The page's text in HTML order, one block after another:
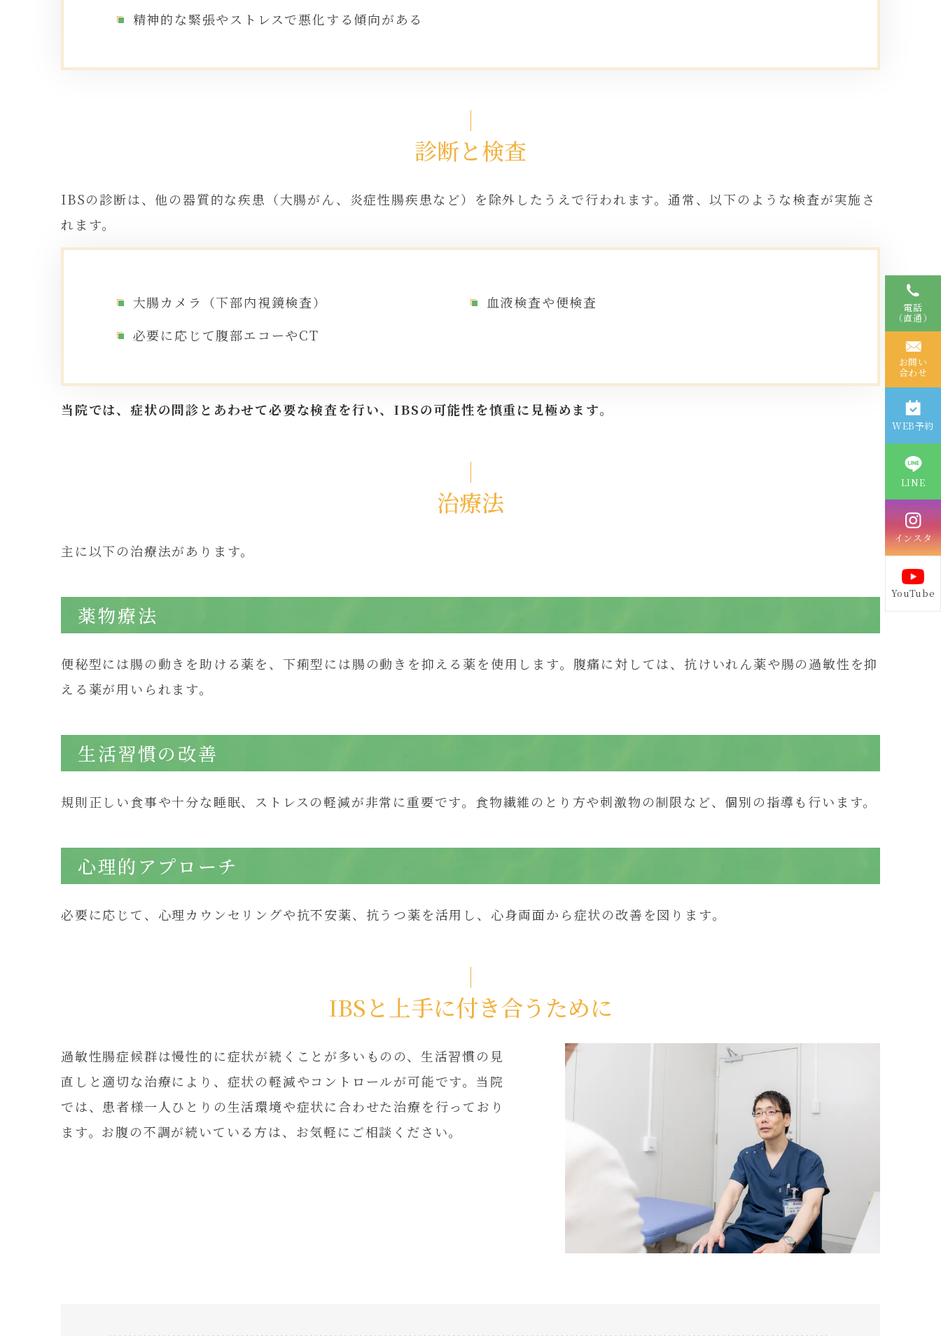
精神的な緊張やストレスで悪化する傾向がある
診断と検査
IBSの診断は、他の器質的な疾患（大腸がん、炎症性腸疾患など）を除外したうえで行われます。通常、以下のような検査が実施さ
れます。
大腸カメラ（下部内視鏡検査）
血液検査や便検査
必要に応じて腹部エコーやCT
当院では、症状の問診とあわせて必要な検査を行い、IBSの可能性を慎重に見極めます。
治療法
主に以下の治療法があります。
薬物療法
便秘型には腸の動きを助ける薬を、下痢型には腸の動きを抑える薬を使用します。腹痛に対しては、抗けいれん薬や腸の過敏性を抑
える薬が用いられます。
生活習慣の改善
規則正しい食事や十分な睡眠、ストレスの軽減が非常に重要です。食物繊維のとり方や刺激物の制限など、個別の指導も行います。
心理的アプローチ
必要に応じて、心理カウンセリングや抗不安薬、抗うつ薬を活用し、心身両面から症状の改善を図ります。
IBSと上手に付き合うために
過敏性腸症候群は慢性的に症状が続くことが多いものの、生活習慣の見
直しと適切な治療により、症状の軽減やコントロールが可能です。当院
では、患者様一人ひとりの生活環境や症状に合わせた治療を行っており
ます。お腹の不調が続いている方は、お気軽にご相談ください。
電話
（直通）
お問い
合わせ
WEB予約
LINE
インスタ
YouTube